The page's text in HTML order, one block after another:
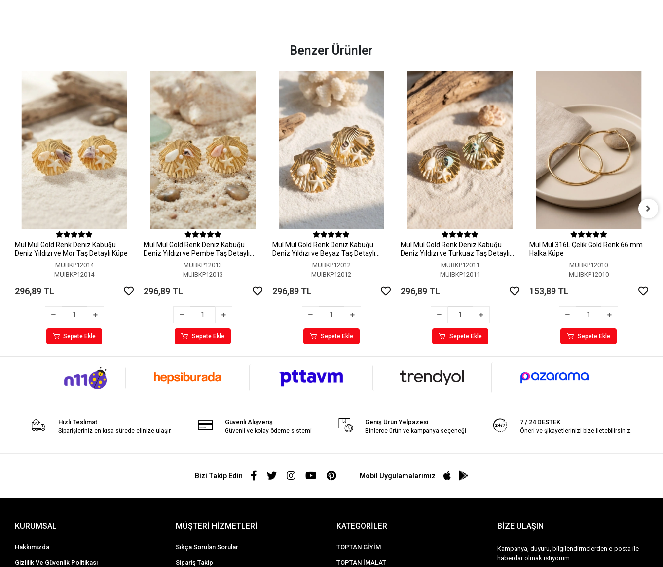
Benzer Ürünler
MuI MuI Gold Renk Deniz Kabuğu
Deniz Yıldızı ve Mor Taş Detaylı Küpe
MUBKP12014
MUIBKP12014
296,89 TL
Sepete Ekle
MuI MuI Gold Renk Deniz Kabuğu
Deniz Yıldızı ve Pembe Taş Detaylı
MUBKP12013
MUIBKP12013
296,89 TL
Sepete Ekle
MuI MuI Gold Renk Deniz Kabuğu
Deniz Yıldızı ve Beyaz Taş Detaylı
MUBKP12012
MUIBKP12012
296,89 TL
Sepete Ekle
MuI MuI Gold Renk Deniz Kabuğu
Deniz Yıldızı ve Turkuaz Taş Detaylı
MUBKP12011
MUIBKP12011
296,89 TL
Sepete Ekle
MuI MuI 316L Çelik Gold Renk 66 mm
Halka Küpe
MUBKP12010
MUIBKP12010
153,89 TL
Sepete Ekle
Hızlı Teslimat
Siparişleriniz en kısa sürede elinize ulaşır.
Güvenli Alışveriş
Güvenli ve kolay ödeme sistemi
Geniş Ürün Yelpazesi
Binlerce ürün ve kampanya seçeneği
7 / 24 DESTEK
Öneri ve şikayetlerinizi bize iletebilirsiniz.
Bizi Takip Edin Mobil Uygulamalarımız
KURUMSAL
Hakkımızda
Gizlilik Ve Güvenlik Politikası
MÜŞTERİ HİZMETLERİ
Sıkça Sorulan Sorular
Sipariş Takip
KATEGORİLER
TOPTAN GİYİM
TOPTAN İMALAT
BİZE ULAŞIN
Kampanya, duyuru, bilgilendirmelerden e-posta ile
haberdar olmak istiyorum.